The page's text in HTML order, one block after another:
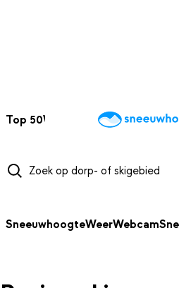
Top 50Webcams
SneeuwhoogteWeerWebcam